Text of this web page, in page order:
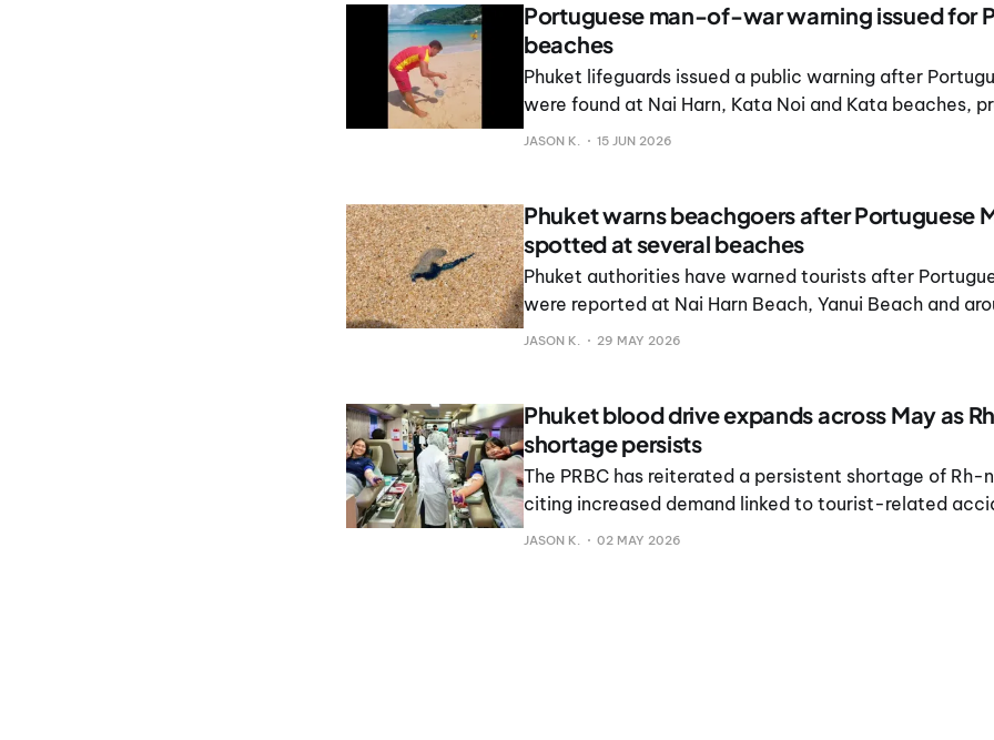
Portuguese man-of-war warning issued for
beaches
Phuket lifeguards issued a public warning after
were found at Nai Harn, Kata Noi and Kata beaches,
increased monitoring.
JASON K. 15 JUN 2026
Phuket warns beachgoers after Portuguese
spotted at several beaches
Phuket authorities have warned tourists after
were reported at Nai Harn Beach, Yanui Beach and
JASON K. 29 MAY 2026
Phuket blood drive expands across May as
shortage persists
The PRBC has reiterated a persistent shortage of Rh-
citing increased demand linked to tourist-related
medical emergencies.
JASON K. 02 MAY 2026